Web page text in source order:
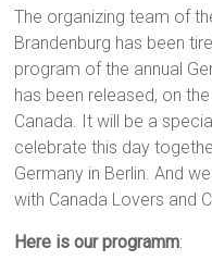
The organizing team of
Brandenburg has been
program of the annual
has been released, on
Canada. It will be a
celebrate this day
Germany in Berlin. And
with Canada Lovers and
Here is our programm: